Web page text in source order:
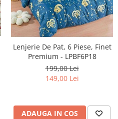
Lenjerie De Pat, 6 Piese, Finet
Premium - LPBF6P18
199,00 Lei
149,00 Lei
ADAUGA IN COS